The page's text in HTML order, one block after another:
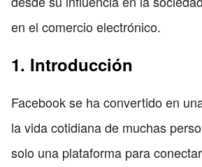
en el comercio electrónico.
1. Introducción
Facebook se ha convertido en
la vida cotidiana de muchas
solo una plataforma para